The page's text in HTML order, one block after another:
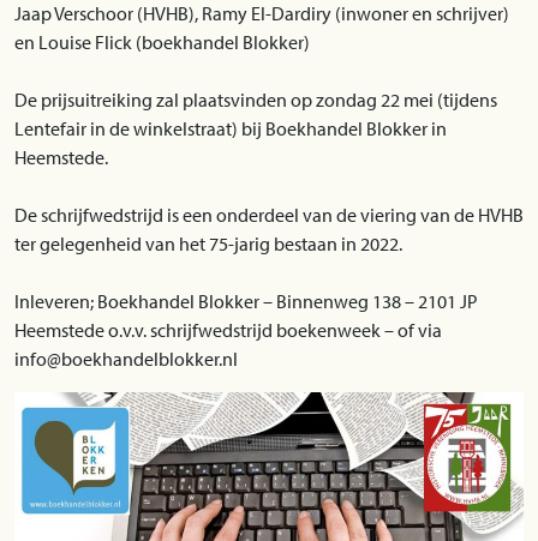
Jaap Verschoor (HVHB), Ramy El-Dardiry (inwoner en schrijver)
en Louise Flick (boekhandel Blokker)
De prijsuitreiking zal plaatsvinden op zondag 22 mei (tijdens
Lentefair in de winkelstraat) bij Boekhandel Blokker in
Heemstede.
De schrijfwedstrijd is een onderdeel van de viering van de HVHB
ter gelegenheid van het 75-jarig bestaan in 2022.
Inleveren; Boekhandel Blokker – Binnenweg 138 – 2101 JP
Heemstede o.v.v. schrijfwedstrijd boekenweek – of via
info@boekhandelblokker.nl